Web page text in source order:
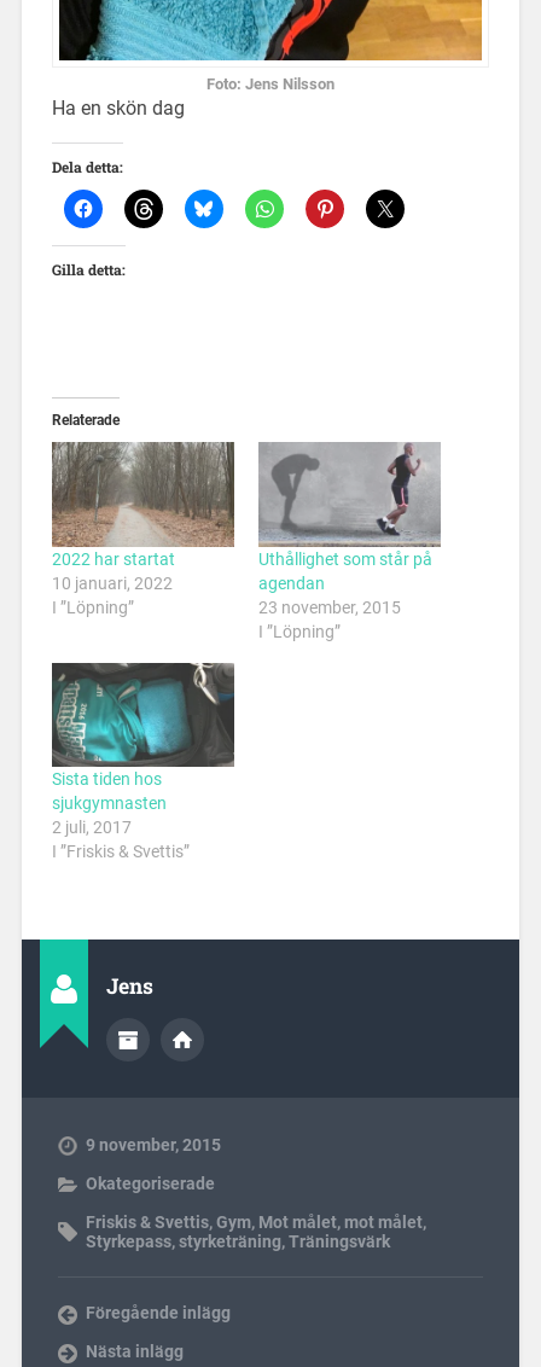
Foto: Jens Nilsson
Ha en skön dag
Dela detta:
Gilla detta:
Relaterade
2022 har startat
10 januari, 2022
I ”Löpning”
Uthållighet som står på
agendan
23 november, 2015
I ”Löpning”
Sista tiden hos
sjukgymnasten
2 juli, 2017
I ”Friskis & Svettis”
Jens
9 november, 2015
Okategoriserade
Friskis & Svettis,Gym, Mot målet, mot målet,
Styrkepass,styrketräning,Träningsvärk
Föregående inlägg
Nästa inlägg